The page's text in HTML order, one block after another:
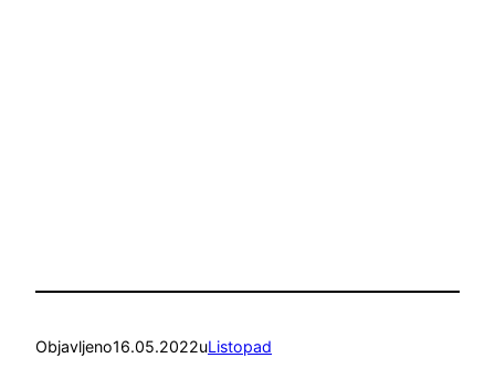
Objavljeno16.05.2022uListopad